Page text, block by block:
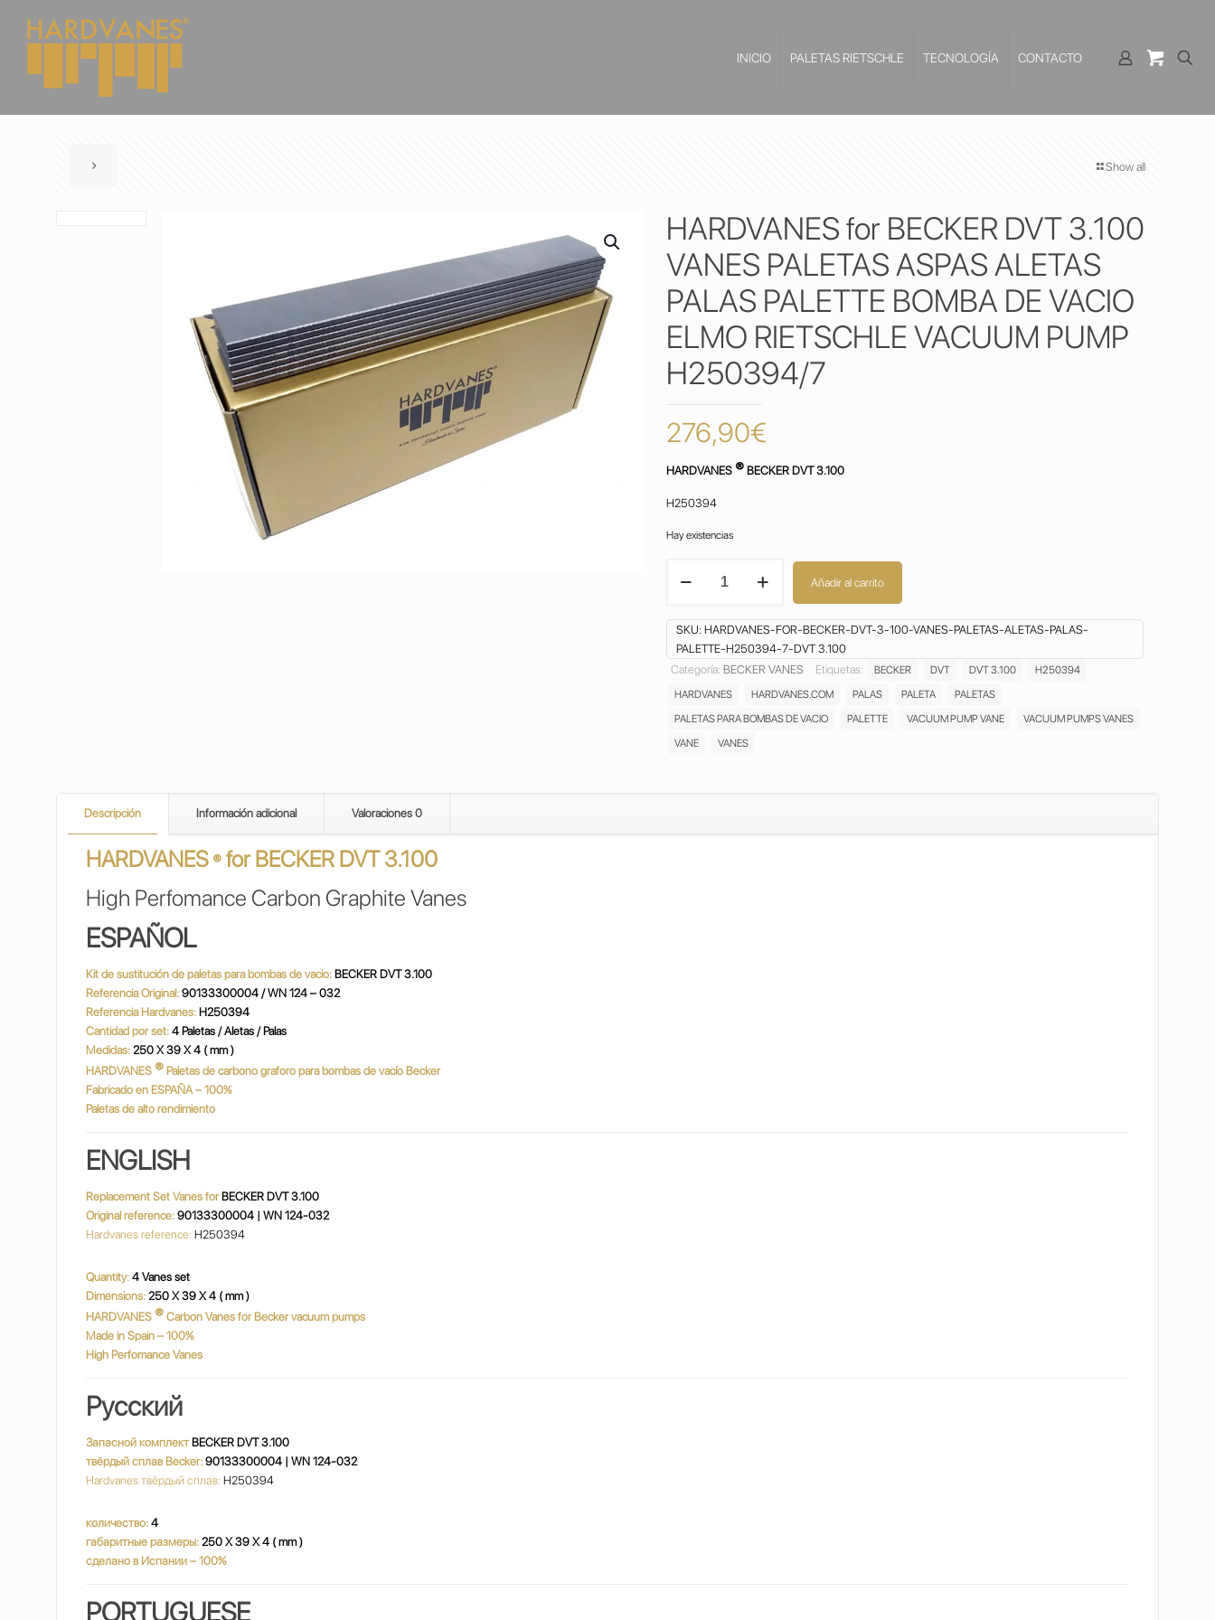
INICIO PALETAS RIETSCHLE TECNOLOGÍA CONTACTO
Show all
HARDVANES for BECKER DVT 3.100
VANES PALETAS ASPAS ALETAS
PALAS PALETTE BOMBA DE VACIO
ELMO RIETSCHLE VACUUM PUMP
H250394/7
276,90€
HARDVANES ® BECKER DVT 3.100
H250394
Hay existencias
DVT
3.100
VANES
ALETAS
PALAS
PALETTE
RIETSCHLE
Añadir al carrito
SKU: HARDVANES-FOR-BECKER-DVT-3-100-VANES-PALETAS-ALETAS-PALAS-
PALETTE-H250394-7-DVT 3.100
Categoría: BECKER VANES Etiquetas: BECKER DVT DVT 3.100
H250394
HARDVANES
HARDVANES.COM PALAS PALETA
PALETAS
PALETAS PARA BOMBAS DE VACIO
PALETTE VACUUM PUMP VANE
VACUUM PUMPS VANES
VANE
VANES
Descripción Información adicional Valoraciones 0
HARDVANES ®forBECKER DVT 3.100
High Perfomance Carbon Graphite Vanes
ESPAÑOL
Kit de sustitución de paletas para bombas de vacio: BECKER DVT 3.100
Referencia Original:90133300004 / WN 124 – 032
Referencia Hardvanes:H250394
Cantidad por set:4 Paletas / Aletas / Palas
Medidas:250 X 39 X 4 ( mm )
HARDVANES ® Paletas de carbono graforo para bombas de vacío Becker
Fabricado en ESPAÑA – 100%
Paletas de alto rendimiento
ENGLISH
Replacement Set Vanes for BECKER DVT 3.100
Original reference:90133300004 | WN 124-032
Hardvanes reference: H250394
Quantity:4 Vanes set
Dimensions: 250 X 39 X 4 ( mm )
HARDVANES ® Carbon Vanes for Becker vacuum pumps
Made in Spain – 100%
High Perfomance Vanes
Русский
Запасной комплект BECKER DVT 3.100
твёрдый сплав Becker:90133300004 | WN 124-032
Hardvanes твёрдый сплав: H250394
количество:4
габаритные размеры: 250 X 39 X 4 ( mm )
сделано в Испании – 100%
PORTUGUESE